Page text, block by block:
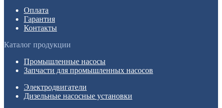
Оплата
Гарантия
Контакты
Каталог продукции
Промышленные насосы
Запчасти для промышленных насосов
Электродвигатели
Дизельные насосные установки